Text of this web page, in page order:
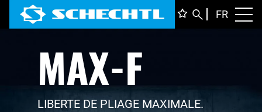
FR
MAX-F
LIBERTE DE PLIAGE MAXIMALE.